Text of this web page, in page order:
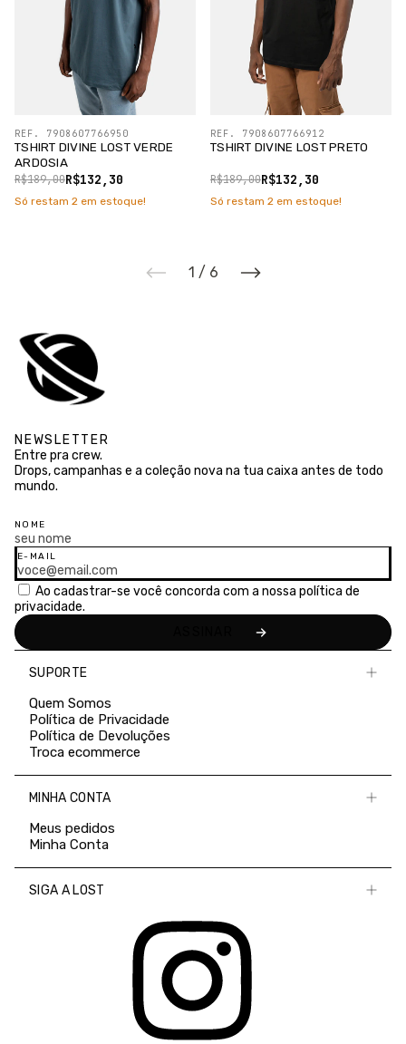
TSHIRT DIVINE LOST VERDE
ARDOSIA
R$132,30
R$189,00
REF. 7908607766950
Só restam 2 em estoque!
TSHIRT DIVINE LOST PRETO
R$132,30
R$189,00
REF. 7908607766912
Só restam 2 em estoque!
1 / 6
NEWSLETTER
Entre pra crew.
Drops, campanhas e a coleção nova na tua caixa antes de todo
mundo.
NOME
E-MAIL
Ao cadastrar-se você concorda com a nossa política de
privacidade.
SUPORTE
Quem Somos
Política de Privacidade
Política de Devoluções
Troca ecommerce
MINHA CONTA
Meus pedidos
Minha Conta
SIGA A LOST